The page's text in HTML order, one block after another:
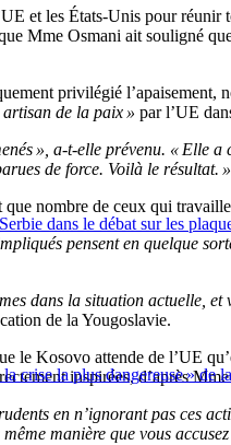
et les États-Unis pour
Mme Osmani ait souligné
privilégié
de la paix » par l’UE
», a-t-elle prévenu. «
de force. Voilà le résultat. »
dans le débat sur les
nombre de ceux qui
pensent en quelque
dans la situation actuelle, et
de la Yougoslavie.
crise la plus dangereuse » de
le Kosovo attende de l’UE
inspirées, d’après
en n’ignorant pas ces
manière que vous